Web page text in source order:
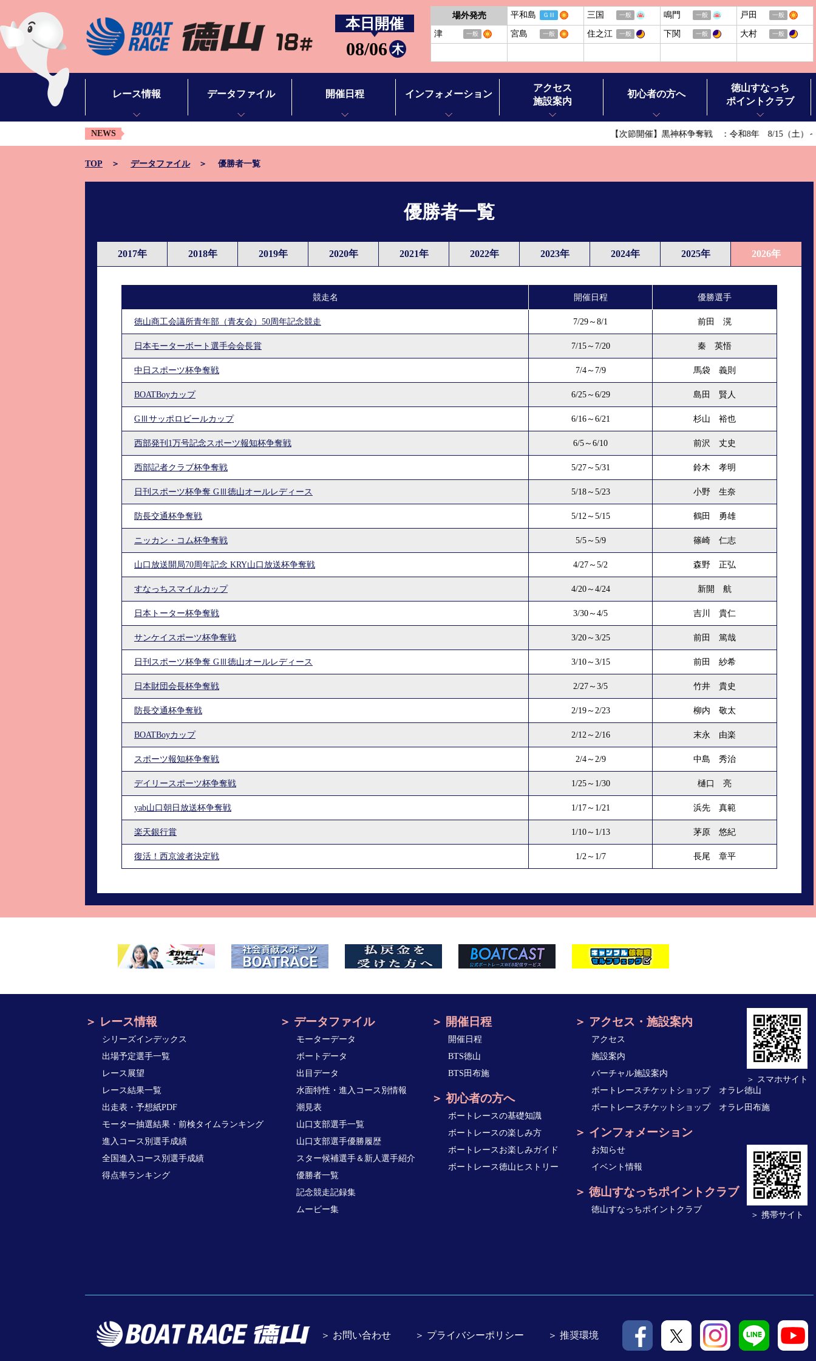
本日開催
08/06 木
場外発売 平和島 ＧⅢ 三国 一般 鳴門 一般 戸田 一般
津 一般 宮島 一般 住之江 一般 下関 一般 大村 一般
レース情報
シリーズインデックス
出場予定選手一覧
モーター抽選結果・前検タイムランキング
進入コース別選手成績
全国進入コース別選手成績
得点率ランキング
データファイル
ボートデータ
山口支部選手一覧
山口支部選手優勝履歴
スター候補選手＆新人選手紹介
優勝者一覧
記念競走記録集
ムービー集
開催日程 インフォメーション
アクセス
施設案内
初心者の方へ
ボートレースの基礎知識
徳山すなっち
ポイントクラブ
NEWS 【次節開催】黒神杯争奪戦 ：令和8年 8/15（土）～
TOP データファイル 優勝者一覧
優勝者一覧
2017年 2018年 2019年 2020年 2021年 2022年 2023年 2024年 2025年 2026年
競走名 開催日程 優勝選手
徳山商工会議所青年部（青友会）50周年記念競走 7/29～8/1 前田 滉
日本モーターボート選手会会長賞 7/15～7/20 秦 英悟
中日スポーツ杯争奪戦 7/4～7/9 馬袋 義則
BOATBoyカップ 6/25～6/29 島田 賢人
GⅢサッポロビールカップ 6/16～6/21 杉山 裕也
西部発刊1万号記念スポーツ報知杯争奪戦 6/5～6/10 前沢 丈史
西部記者クラブ杯争奪戦 5/27～5/31 鈴木 孝明
日刊スポーツ杯争奪 GⅢ徳山オールレディース 5/18～5/23 小野 生奈
防長交通杯争奪戦 5/12～5/15 鶴田 勇雄
ニッカン・コム杯争奪戦 5/5～5/9 篠崎 仁志
山口放送開局70周年記念 KRY山口放送杯争奪戦 4/27～5/2 森野 正弘
すなっちスマイルカップ 4/20～4/24 新開 航
日本トーター杯争奪戦 3/30～4/5 吉川 貴仁
サンケイスポーツ杯争奪戦 3/20～3/25 前田 篤哉
日刊スポーツ杯争奪 GⅢ徳山オールレディース 3/10～3/15 前田 紗希
日本財団会長杯争奪戦 2/27～3/5 竹井 貴史
防長交通杯争奪戦 2/19～2/23 柳内 敬太
BOATBoyカップ 2/12～2/16 末永 由楽
スポーツ報知杯争奪戦 2/4～2/9 中島 秀治
デイリースポーツ杯争奪戦 1/25～1/30 樋口 亮
yab山口朝日放送杯争奪戦 1/17～1/21 浜先 真範
楽天銀行賞 1/10～1/13 茅原 悠紀
復活！西京波者決定戦 1/2～1/7 長尾 章平
レース情報
シリーズインデックス
出場予定選手一覧
レース展望
レース結果一覧
出走表・予想紙PDF
モーター抽選結果・前検タイムランキング
進入コース別選手成績
全国進入コース別選手成績
得点率ランキング
データファイル
モーターデータ
ボートデータ
出目データ
水面特性・進入コース別情報
潮見表
山口支部選手一覧
山口支部選手優勝履歴
スター候補選手＆新人選手紹介
優勝者一覧
記念競走記録集
ムービー集
開催日程
開催日程
BTS徳山
BTS田布施
初心者の方へ
ボートレースの基礎知識
ボートレースの楽しみ方
ボートレースお楽しみガイド
ボートレース徳山ヒストリー
アクセス・施設案内
アクセス
施設案内
バーチャル施設案内
ボートレースチケットショップ オラレ徳山
ボートレースチケットショップ オラレ田布施
インフォメーション
お知らせ
イベント情報
徳山すなっちポイントクラブ
徳山すなっちポイントクラブ
＞ スマホサイト
＞ 携帯サイト
＞ お問い合わせ ＞ プライバシーポリシー ＞ 推奨環境